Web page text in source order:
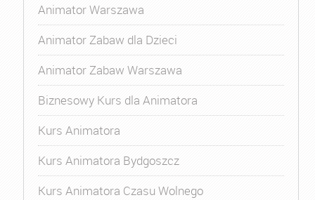
Animator Warszawa
Animator Zabaw dla Dzieci
Animator Zabaw Warszawa
Biznesowy Kurs dla Animatora
Kurs Animatora
Kurs Animatora Bydgoszcz
Kurs Animatora Czasu Wolnego